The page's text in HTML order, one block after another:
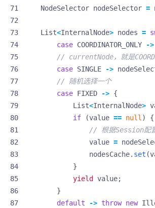
NodeSelector nodeSelector =
List<InternalNode> nodes =
case COORDINATOR_ONLY ->
// currentNode，就是
case SINGLE ->
// 随机选择一个
case FIXED -> {
List<InternalNode>
if
(value == null )
{
// 根据Session配
value =
nodesCache. set (
}
yield
value;
}
default
-> throw new